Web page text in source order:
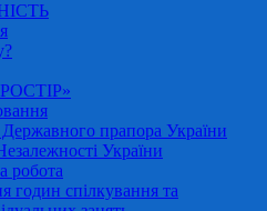
прапора України
України
робота
годин спілкування та